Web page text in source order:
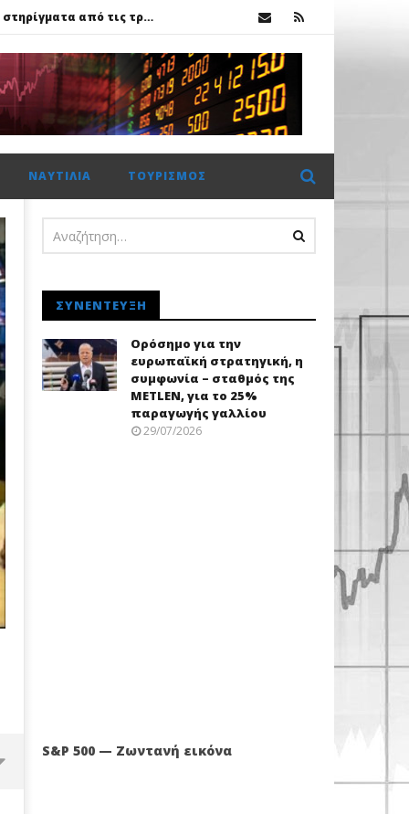
Χρηματιστήριο Αθηνών: Πέμπτο σερί κλείσιμο πάνω από τις 2.600 μονάδες με στηρίγματα από τις τράπεζες
Χρηματιστήριο Αθηνών: Πέμπτο σερί κλείσιμο πάνω από τις 2.600 μονάδες με στηρίγματα από τις τράπεζες
ΝΑΥΤΙΛΊΑ ΤΟΥΡΙΣΜΌΣ
ΣΥΝΈΝΤΕΥΞΗ
Ορόσημο για την
ευρωπαϊκή στρατηγική, η
συμφωνία – σταθμός της
METLEN, για το 25%
παραγωγής γαλλίου
29/07/2026
S&P 500 — Ζωντανή εικόνα